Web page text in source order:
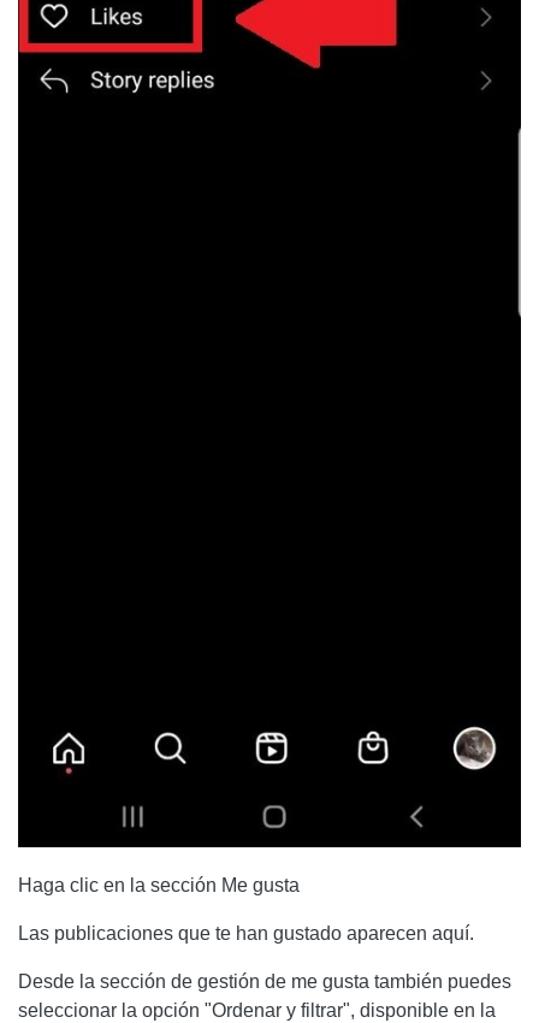
Haga clic en la sección Me gusta
Las publicaciones que te han gustado aparecen aquí.
Desde la sección de gestión de me gusta también puedes
seleccionar la opción "Ordenar y filtrar", disponible en la